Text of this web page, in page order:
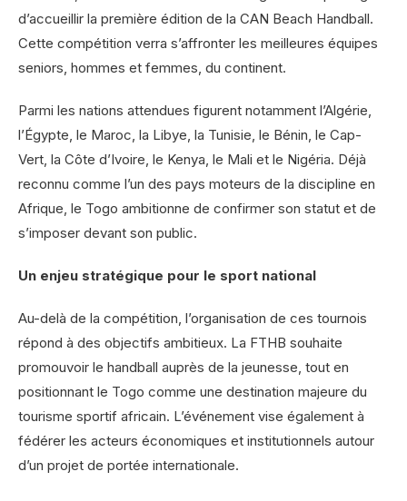
d’accueillir la première édition de la CAN Beach Handball.
Cette compétition verra s’affronter les meilleures équipes
seniors, hommes et femmes, du continent.
Parmi les nations attendues figurent notamment l’Algérie,
l’Égypte, le Maroc, la Libye, la Tunisie, le Bénin, le Cap-
Vert, la Côte d’Ivoire, le Kenya, le Mali et le Nigéria. Déjà
reconnu comme l’un des pays moteurs de la discipline en
Afrique, le Togo ambitionne de confirmer son statut et de
s’imposer devant son public.
Un enjeu stratégique pour le sport national
Au-delà de la compétition, l’organisation de ces tournois
répond à des objectifs ambitieux. La FTHB souhaite
promouvoir le handball auprès de la jeunesse, tout en
positionnant le Togo comme une destination majeure du
tourisme sportif africain. L’événement vise également à
fédérer les acteurs économiques et institutionnels autour
d’un projet de portée internationale.